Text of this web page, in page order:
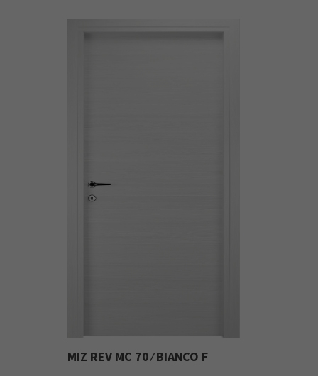
MIZ REV MC 70 ⁄ BIANCO F